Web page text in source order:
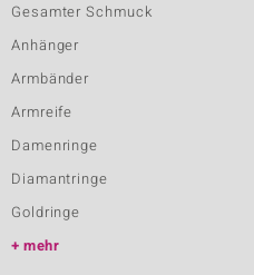
Gesamter Schmuck
Anhänger
Armbänder
Armreife
Damenringe
Diamantringe
Goldringe
mehr